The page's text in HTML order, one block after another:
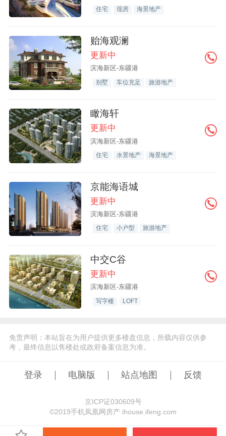
住宅 现房 海景地产
贻海观澜
更新中
滨海新区-东疆港
别墅 车位充足 旅游地产
瞰海轩
更新中
滨海新区-东疆港
住宅 水景地产 海景地产
京能海语城
更新中
滨海新区-东疆港
住宅 小户型 旅游地产
中交C谷
更新中
滨海新区-东疆港
写字楼 LOFT
免责声明：本站旨在为用户提供更多楼盘信息，所载内容仅供参
考，最终信息以售楼处或政府备案信息为准。
登录 电脑版 站点地图 反馈
京ICP证030609号
©️2019手机凤凰网房产 ihouse.ifeng.com